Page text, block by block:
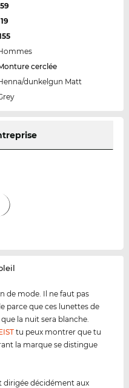
59
19
cerclée
dunkelgun Matt
de mode. Il ne faut pas
parce que ces lunettes de
la nuit sera blanche.
tu peux montrer que tu
la marque se distingue
dirigée décidément aux